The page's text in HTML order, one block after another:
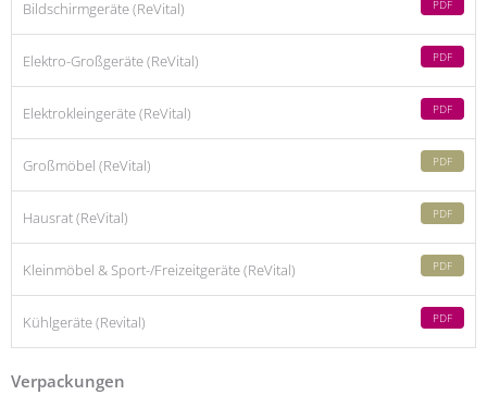
Bildschirmgeräte (ReVital) PDF
Elektro-Großgeräte (ReVital) PDF
Elektrokleingeräte (ReVital) PDF
Großmöbel (ReVital) PDF
Hausrat (ReVital) PDF
Kleinmöbel & Sport-/Freizeitgeräte (ReVital) PDF
Kühlgeräte (Revital) PDF
Verpackungen